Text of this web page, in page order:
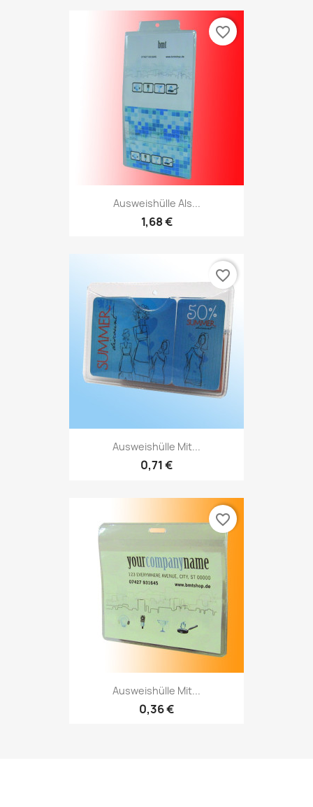
Ausweishülle Als...
1,68 €
favorite_border
Ausweishülle Mit...
0,71 €
favorite_border
Ausweishülle Mit...
0,36 €
favorite_border